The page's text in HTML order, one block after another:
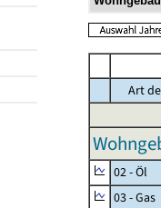
Art
02 - Öl
03 - Gas